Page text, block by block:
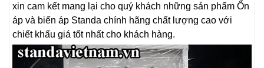
xin cam kết mang lại cho quý khách những sản phẩm Ổn
áp và biến áp Standa chính hãng chất lượng cao với
chiết khấu giá tốt nhất cho khách hàng.